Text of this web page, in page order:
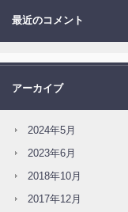
最近のコメント
アーカイブ
2024年5月
2023年6月
2018年10月
2017年12月